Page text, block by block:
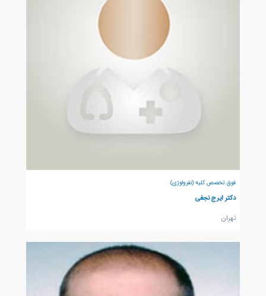
فوق تخصص کلیه (نفرولوژی)
دکتر ایرج نجفی
تهران